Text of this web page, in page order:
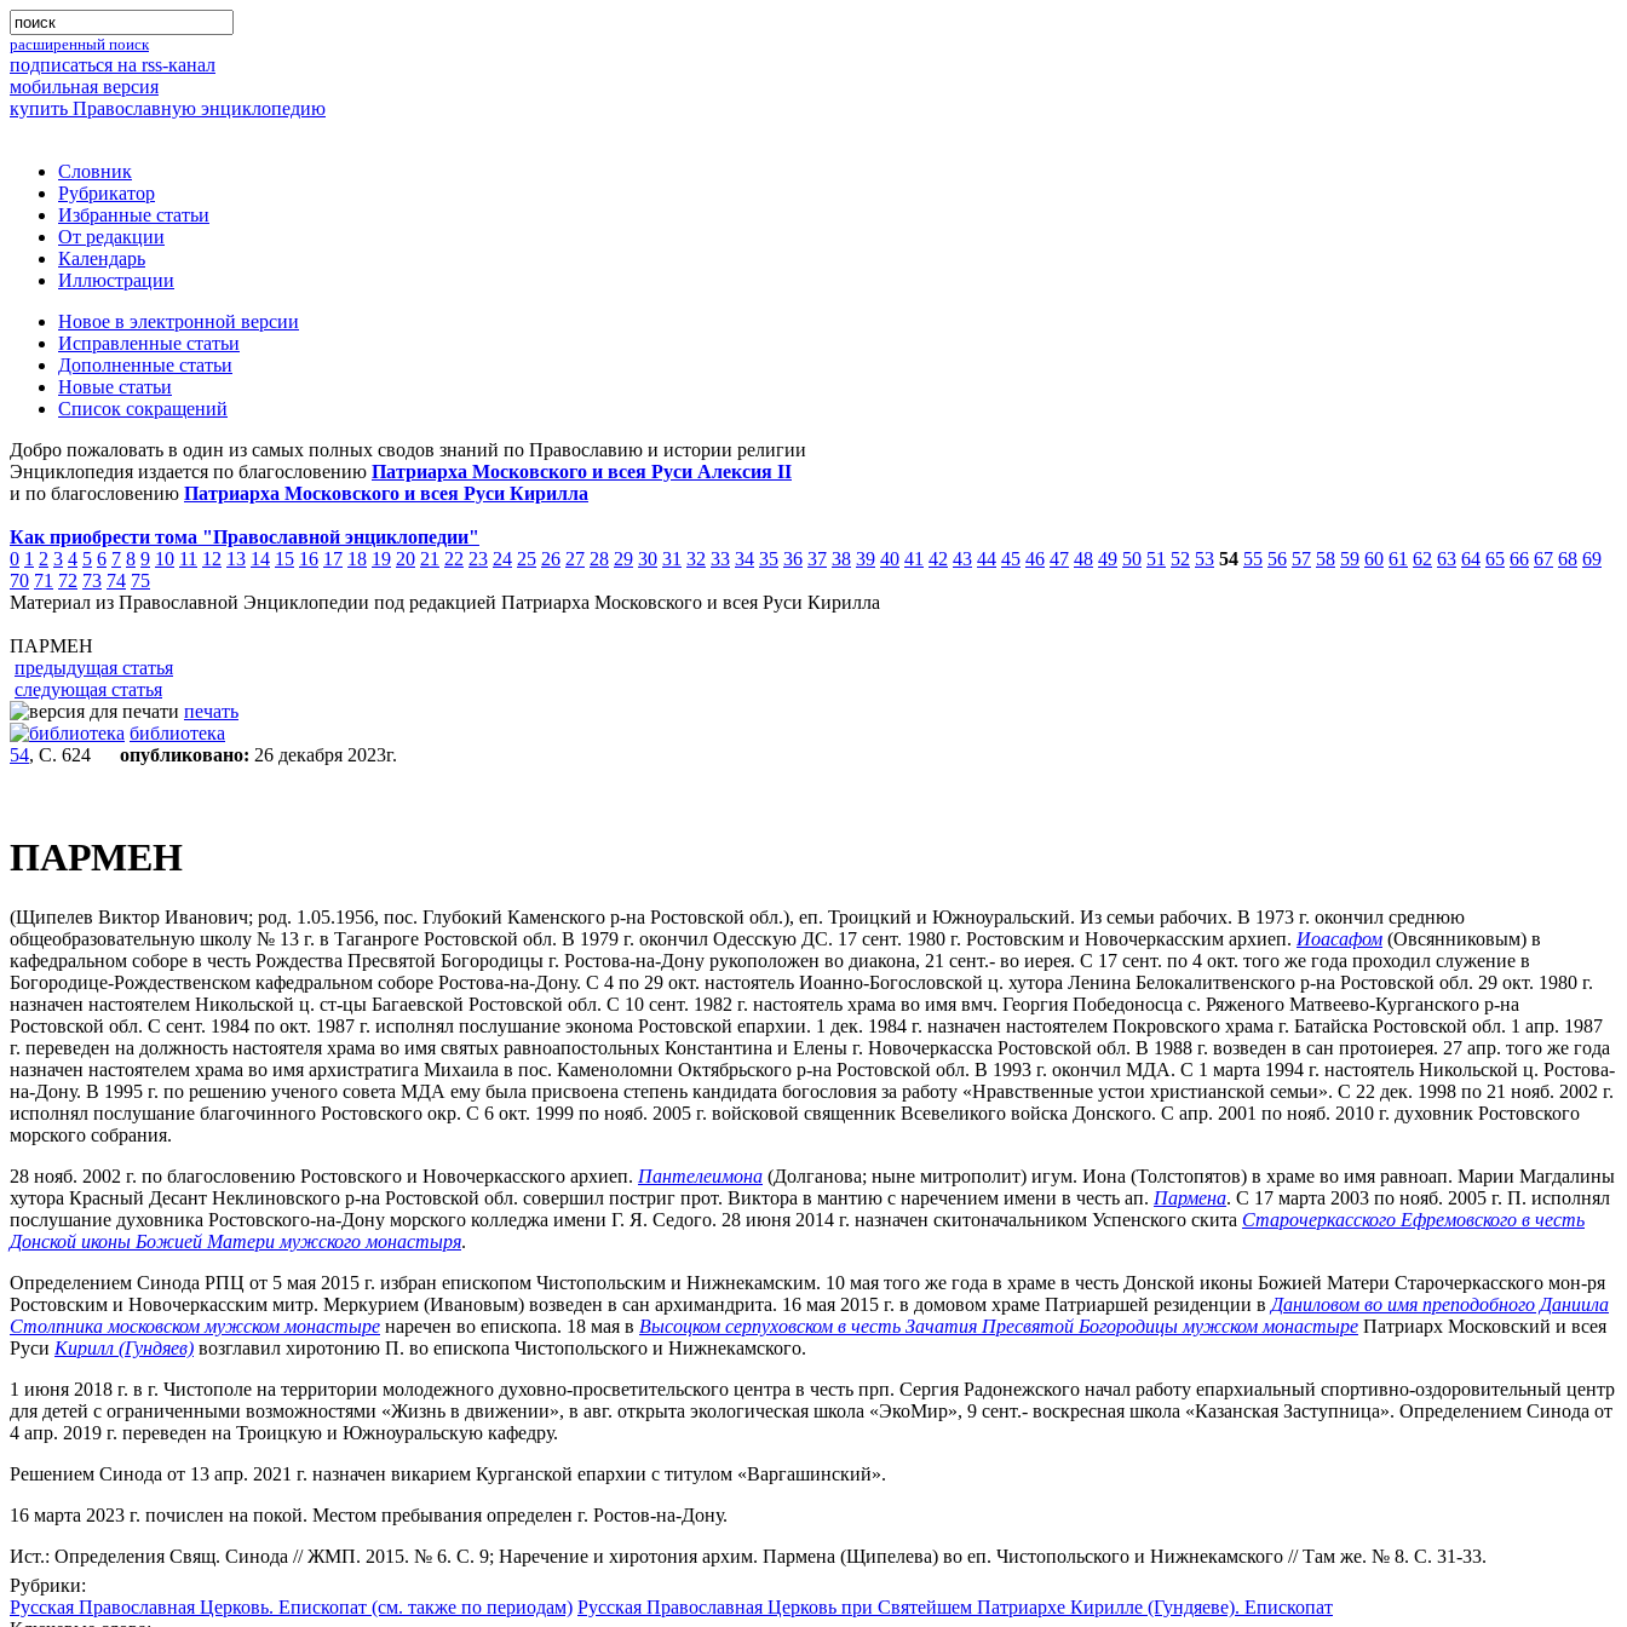
расширенный поиск
подписаться на rss-канал
мобильная версия
купить Православную энциклопедию
Словник
Рубрикатор
Избранные статьи
От редакции
Календарь
Иллюстрации
Новое в электронной версии
Исправленные статьи
Дополненные статьи
Новые статьи
Список сокращений
Добро пожаловать в один из самых полных сводов знаний по Православию и истории религии
Энциклопедия издается по благословению Патриарха Московского и всея Руси Алексия II
и по благословению Патриарха Московского и всея Руси Кирилла
Как приобрести тома "Православной энциклопедии"
0 1 2 3 4 5 6 7 8 9 10 11 12 13 14 15 16 17 18 19 20 21 22 23 24 25 26 27 28 29 30 31 32 33 34 35 36 37 38 39 40 41 42 43 44 45 46 47 48 49 50 51 52 53 54 55 56 57 58 59 60 61 62 63 64 65 66 67 68 69
70 71 72 73 74 75
Материал из Православной Энциклопедии под редакцией Патриарха Московского и всея Руси Кирилла
ПАРМЕН
предыдущая статья
следующая статья
печать
библиотека
54, С. 624 опубликовано: 26 декабря 2023г.
ПАРМЕН
(Щипелев Виктор Иванович; род. 1.05.1956, пос. Глубокий Каменского р-на Ростовской обл.), еп. Троицкий и Южноуральский. Из семьи рабочих. В 1973 г. окончил среднюю
общеобразовательную школу № 13 г. в Таганроге Ростовской обл. В 1979 г. окончил Одесскую ДС. 17 сент. 1980 г. Ростовским и Новочеркасским архиеп. Иоасафом (Овсянниковым) в
кафедральном соборе в честь Рождества Пресвятой Богородицы г. Ростова-на-Дону рукоположен во диакона, 21 сент.- во иерея. С 17 сент. по 4 окт. того же года проходил служение в
Богородице-Рождественском кафедральном соборе Ростова-на-Дону. С 4 по 29 окт. настоятель Иоанно-Богословской ц. хутора Ленина Белокалитвенского р-на Ростовской обл. 29 окт. 1980 г.
назначен настоятелем Никольской ц. ст-цы Багаевской Ростовской обл. С 10 сент. 1982 г. настоятель храма во имя вмч. Георгия Победоносца с. Ряженого Матвеево-Курганского р-на
Ростовской обл. С сент. 1984 по окт. 1987 г. исполнял послушание эконома Ростовской епархии. 1 дек. 1984 г. назначен настоятелем Покровского храма г. Батайска Ростовской обл. 1 апр. 1987
г. переведен на должность настоятеля храма во имя святых равноапостольных Константина и Елены г. Новочеркасска Ростовской обл. В 1988 г. возведен в сан протоиерея. 27 апр. того же года
назначен настоятелем храма во имя архистратига Михаила в пос. Каменоломни Октябрьского р-на Ростовской обл. В 1993 г. окончил МДА. С 1 марта 1994 г. настоятель Никольской ц. Ростова-
на-Дону. В 1995 г. по решению ученого совета МДА ему была присвоена степень кандидата богословия за работу «Нравственные устои христианской семьи». С 22 дек. 1998 по 21 нояб. 2002 г.
исполнял послушание благочинного Ростовского окр. С 6 окт. 1999 по нояб. 2005 г. войсковой священник Всевеликого войска Донского. С апр. 2001 по нояб. 2010 г. духовник Ростовского
морского собрания.
28 нояб. 2002 г. по благословению Ростовского и Новочеркасского архиеп. Пантелеимона (Долганова; ныне митрополит) игум. Иона (Толстопятов) в храме во имя равноап. Марии Магдалины
хутора Красный Десант Неклиновского р-на Ростовской обл. совершил постриг прот. Виктора в мантию с наречением имени в честь ап. Пармена. С 17 марта 2003 по нояб. 2005 г. П. исполнял
послушание духовника Ростовского-на-Дону морского колледжа имени Г. Я. Седого. 28 июня 2014 г. назначен скитоначальником Успенского скита Старочеркасского Ефремовского в честь
Донской иконы Божией Матери мужского монастыря.
Определением Синода РПЦ от 5 мая 2015 г. избран епископом Чистопольским и Нижнекамским. 10 мая того же года в храме в честь Донской иконы Божией Матери Старочеркасского мон-ря
Ростовским и Новочеркасским митр. Меркурием (Ивановым) возведен в сан архимандрита. 16 мая 2015 г. в домовом храме Патриаршей резиденции в Даниловом во имя преподобного Даниила
Столпника московском мужском монастыре наречен во епископа. 18 мая в Высоцком серпуховском в честь Зачатия Пресвятой Богородицы мужском монастыре Патриарх Московский и всея
Руси Кирилл (Гундяев) возглавил хиротонию П. во епископа Чистопольского и Нижнекамского.
1 июня 2018 г. в г. Чистополе на территории молодежного духовно-просветительского центра в честь прп. Сергия Радонежского начал работу епархиальный спортивно-оздоровительный центр
для детей с ограниченными возможностями «Жизнь в движении», в авг. открыта экологическая школа «ЭкоМир», 9 сент.- воскресная школа «Казанская Заступница». Определением Синода от
4 апр. 2019 г. переведен на Троицкую и Южноуральскую кафедру.
Решением Синода от 13 апр. 2021 г. назначен викарием Курганской епархии с титулом «Варгашинский».
16 марта 2023 г. почислен на покой. Местом пребывания определен г. Ростов-на-Дону.
Ист.: Определения Свящ. Синода // ЖМП. 2015. № 6. С. 9; Наречение и хиротония архим. Пармена (Щипелева) во еп. Чистопольского и Нижнекамского // Там же. № 8. С. 31-33.
Рубрики:
Русская Православная Церковь. Епископат (см. также по периодам) Русская Православная Церковь при Святейшем Патриархе Кирилле (Гундяеве). Епископат